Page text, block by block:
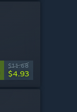
$11.68
$4.93